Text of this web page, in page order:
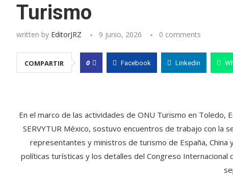
Turismo
written by EditorJRZ 9 junio, 2026 0 comments
COMPARTIR 0 Facebook Linkedin
En el marco de las actividades de ONU Turismo en Toledo,
SERVYTUR México, sostuvo encuentros de trabajo con la
representantes y ministros de turismo de España, China
políticas turísticas y los detalles del Congreso